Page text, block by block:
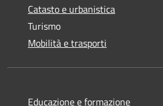
Catasto e urbanistica
Turismo
Mobilità e trasporti
Educazione e formazione